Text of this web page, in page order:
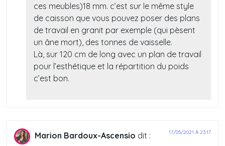
ces meubles)18 mm. c’est sur le même style
de caisson que vous pouvez poser des plans
de travail en granit par exemple (qui pèsent
un âne mort), des tonnes de vaisselle.
Là, sur 120 cm de long avec un plan de travail
pour l’esthétique et la répartition du poids
c’est bon.
Marion Bardoux-Ascensio dit : 17/05/2021 À 23:17